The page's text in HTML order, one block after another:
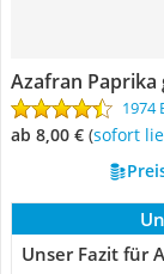
Azafran
1974
ab 8,00 € ( Sofort
Unser Fazit für